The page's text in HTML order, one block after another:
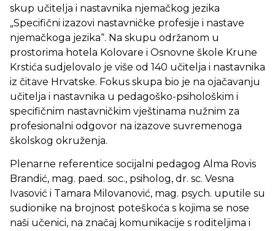
skup učitelja i nastavnika njemačkog jezika
„Specifični izazovi nastavničke profesije i nastave
njemačkoga jezika“. Na skupu održanom u
prostorima hotela Kolovare i Osnovne škole Krune
Krstića sudjelovalo je više od 140 učitelja i nastavnika
iz čitave Hrvatske. Fokus skupa bio je na ojačavanju
učitelja i nastavnika u pedagoško-psihološkim i
specifičnim nastavničkim vještinama nužnim za
profesionalni odgovor na izazove suvremenoga
školskog okruženja.
Plenarne referentice socijalni pedagog Alma Rovis
Brandić, mag. paed. soc., psiholog, dr. sc. Vesna
Ivasović i Tamara Milovanović, mag. psych. uputile su
sudionike na brojnost poteškoća s kojima se nose
naši učenici, na značaj komunikacije s roditeljima i